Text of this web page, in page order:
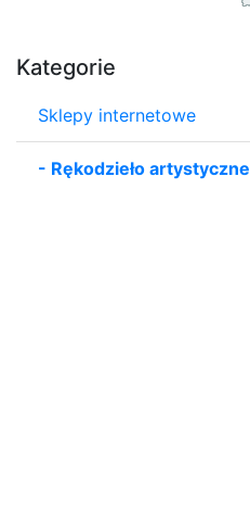
Kategorie
Sklepy internetowe
- Rękodzieło artystyczne